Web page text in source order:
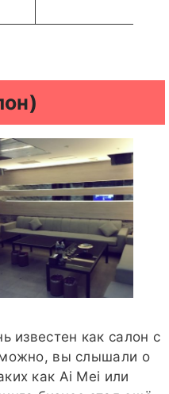
известен как салон с
вы слышали о
как Ai Mei или